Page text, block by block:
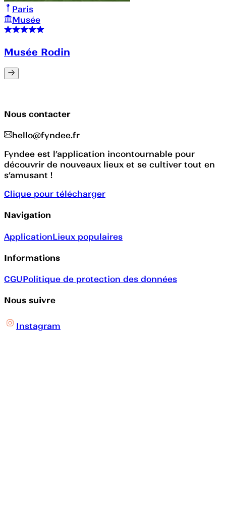
Paris
Musée
Musée Rodin
Nous contacter
hello@fyndee.fr
Fyndee est l’application incontournable pour
découvrir de nouveaux lieux et se cultiver tout en
s’amusant !
Clique pour télécharger
Navigation
ApplicationLieux populaires
Informations
CGUPolitique de protection des données
Nous suivre
Instagram